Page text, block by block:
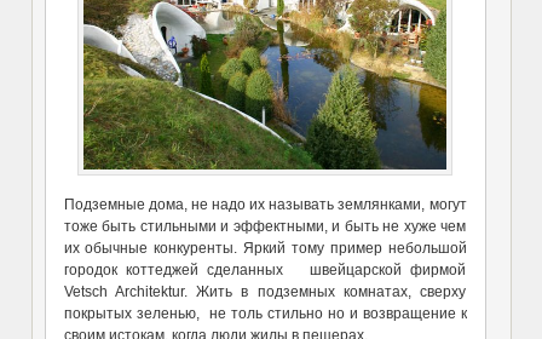
Подземные дома, не надо их называть землянками, могут
тоже быть стильными и эффектными, и быть не хуже чем
их обычные конкуренты. Яркий тому пример небольшой
городок коттеджей сделанных швейцарской фирмой
Vetsch Architektur. Жить в подземных комнатах, сверху
покрытых зеленью, не толь стильно но и возвращение к
своим истокам, когда люди жилы в пещерах.